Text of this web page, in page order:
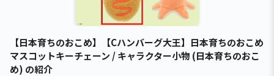
【日本育ちのおこめ】【Cハンバーグ大王】日本育ちのおこめ
マスコットキーチェーン / キャラクター小物 (日本育ちのおこ
め) の紹介